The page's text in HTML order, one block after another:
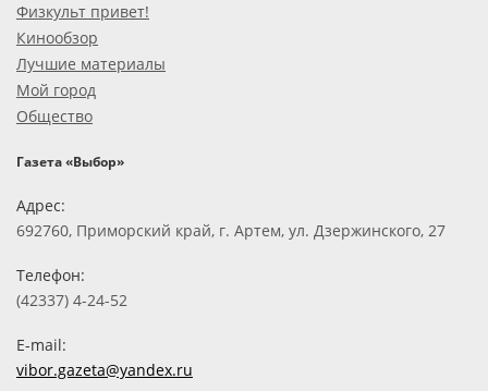
Физкульт привет!
Кинообзор
Лучшие материалы
Мой город
Общество
Газета «Выбор»
Адрес:
692760, Приморский край, г. Артем, ул. Дзержинского, 27
Телефон:
(42337) 4-24-52
E-mail:
vibor.gazeta@yandex.ru